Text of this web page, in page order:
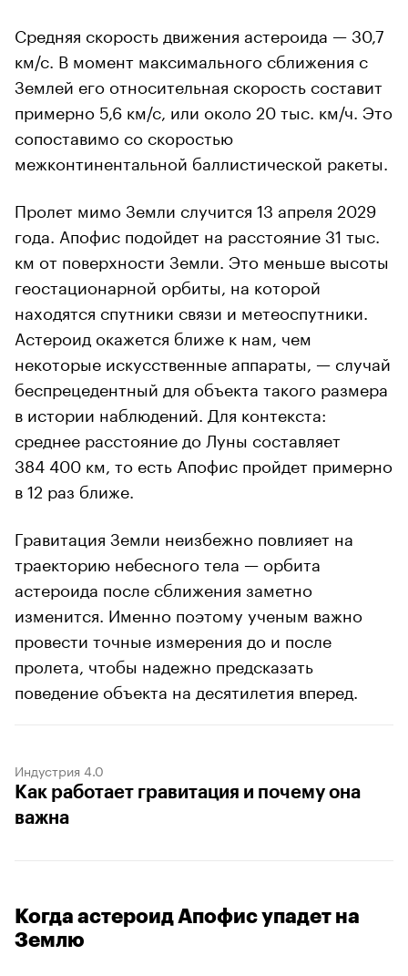
Средняя скорость движения астероида — 30,7
км/с. В момент максимального сближения с
Землей его относительная скорость составит
примерно 5,6 км/с, или около 20 тыс. км/ч. Это
сопоставимо со скоростью
межконтинентальной баллистической ракеты.
Пролет мимо Земли случится 13 апреля 2029
года. Апофис подойдет на расстояние 31 тыс.
км от поверхности Земли. Это меньше высоты
геостационарной орбиты, на которой
находятся спутники связи и метеоспутники.
Астероид окажется ближе к нам, чем
некоторые искусственные аппараты, — случай
беспрецедентный для объекта такого размера
в истории наблюдений. Для контекста:
среднее расстояние до Луны составляет
384 400 км, то есть Апофис пройдет примерно
в 12 раз ближе.
Гравитация Земли неизбежно повлияет на
траекторию небесного тела — орбита
астероида после сближения заметно
изменится. Именно поэтому ученым важно
провести точные измерения до и после
пролета, чтобы надежно предсказать
поведение объекта на десятилетия вперед.
Индустрия 4.0
Как работает гравитация и почему она
важна
Когда астероид Апофис упадет на
Землю